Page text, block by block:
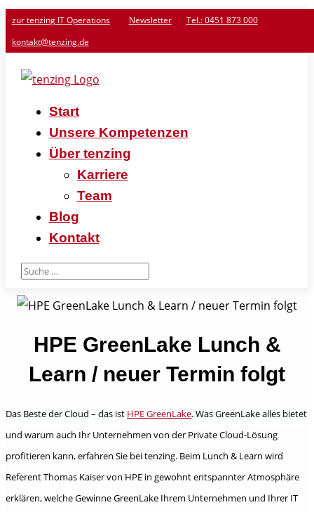
zur tenzing IT Operations Newsletter
Tel.: 0451 873 000
kontakt@tenzing.de
Start
Unsere Kompetenzen
Über tenzing
Karriere
Team
Blog
Kontakt
HPE GreenLake Lunch &
Learn / neuer Termin folgt
Das Beste der Cloud – das ist HPE GreenLake. Was GreenLake alles bietet
und warum auch Ihr Unternehmen von der Private Cloud-Lösung
profitieren kann, erfahren Sie bei tenzing. Beim Lunch & Learn wird
Referent Thomas Kaiser von HPE in gewohnt entspannter Atmosphäre
erklären, welche Gewinne GreenLake Ihrem Unternehmen und Ihrer IT